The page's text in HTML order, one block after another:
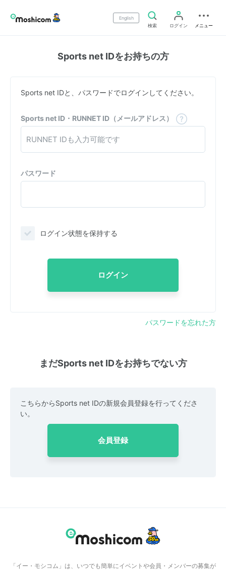
English
検索
ログイン メニュー
Sports net IDをお持ちの方
Sports net IDと、パスワードでログインしてください。
Sports net ID・RUNNET ID（メールアドレス）
パスワード
ログイン状態を保持する
ログイン
パスワードを忘れた方
まだSports net IDをお持ちでない方
こちらからSports net IDの新規会員登録を行ってくださ
い。
会員登録
「イー・モシコム」は、いつでも簡単にイベントや会員・メンバーの募集が